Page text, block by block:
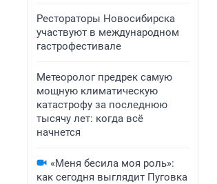
Рестораторы Новосибирска
участвуют в международном
гастрофестивале
Метеоролог предрек самую
мощную климатическую
катастрофу за последнюю
тысячу лет: когда всё
начнется
«Меня бесила моя роль»:
как сегодня выглядит Пуговка